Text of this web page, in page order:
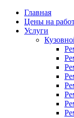
Главная
Цены на
Услуги